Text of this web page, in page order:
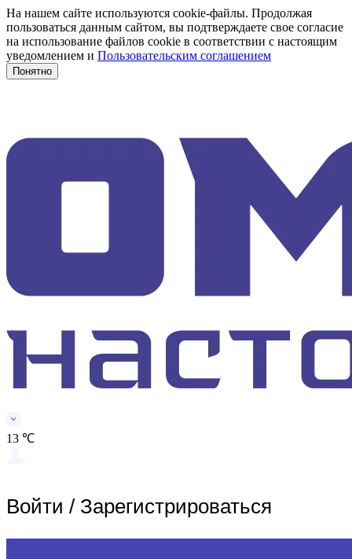
На нашем сайте используются cookie-файлы. Продолжая
пользоваться данным сайтом, вы подтверждаете свое согласие
на использование файлов cookie в соответствии с настоящим
уведомлением и Пользовательским соглашением
Понятно
13 ℃
Войти / Зарегистрироваться